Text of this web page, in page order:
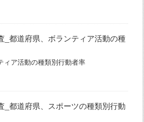
_都道府県、ボランティア活動の種
ィア活動の種類別行動者率
_都道府県、スポーツの種類別行動